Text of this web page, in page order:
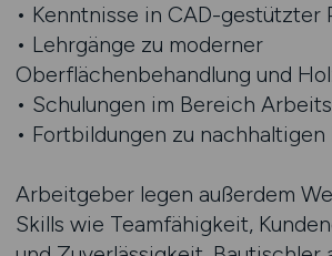
• Kenntnisse in CAD-gestützter
• Lehrgänge zu moderner
Oberflächenbehandlung und
• Schulungen im Bereich
• Fortbildungen zu nachhaltigen
Arbeitgeber legen außerdem
Skills wie Teamfähigkeit,